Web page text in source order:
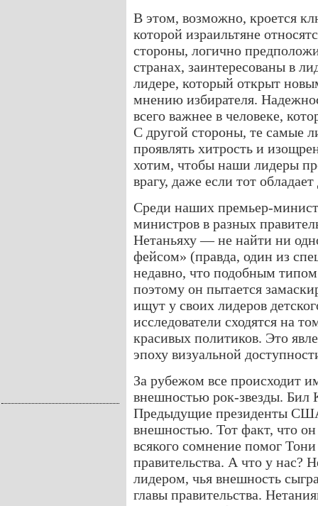
В этом, возможно, кроется
которой израильтяне
стороны, логично
странах, заинтересованы в
лидере, который открыт
мнению избирателя.
всего важнее в человеке,
С другой стороны, те самые
проявлять хитрость и
хотим, чтобы наши лидеры
врагу, даже если тот
Среди наших премьер-
министров в разных
Нетаньяху — не найти ни
фейсом» (правда, один из
недавно, что подобным
поэтому он пытается
ищут у своих лидеров
исследователи сходятся на
красивых политиков. Это
эпоху визуальной
За рубежом все происходит
внешностью рок-звезды. Бил
Предыдущие президенты
внешностью. Тот факт, что
всякого сомнение помог Тони
правительства. А что у нас?
лидером, чья внешность
главы правительства.